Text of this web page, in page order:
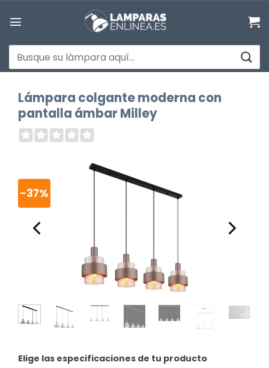
Buscar
por:
Lámpara colgante moderna con
pantalla ámbar Milley
-37%
Elige las especificaciones de tu producto